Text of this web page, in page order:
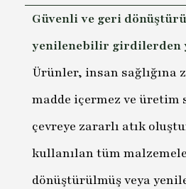
Güvenli ve geri
yenilenebilir girdilerden
Ürünler, insan sağlığına
madde içermez ve üretim
çevreye zararlı atık
kullanılan tüm
dönüştürülmüş veya